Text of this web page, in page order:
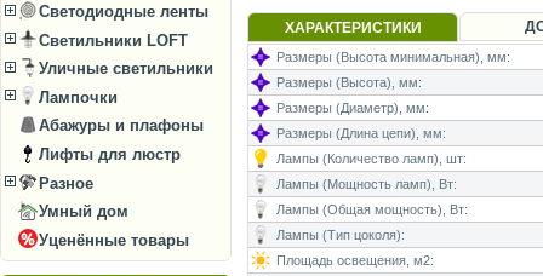
Светодиодные ленты
Светильники LOFT
Уличные светильники
Лампочки
Абажуры и плафоны
Лифты для люстр
Разное
Умный дом
Уценённые товары
ХАРАКТЕРИСТИКИ
Размеры (Высота минимальная), мм:
Размеры (Высота), мм:
Размеры (Диаметр), мм:
Размеры (Длина цепи), мм:
Лампы (Количество ламп), шт:
Лампы (Мощность ламп), Вт:
Лампы (Общая мощность), Вт:
Лампы (Тип цоколя):
Площадь освещения, м2: